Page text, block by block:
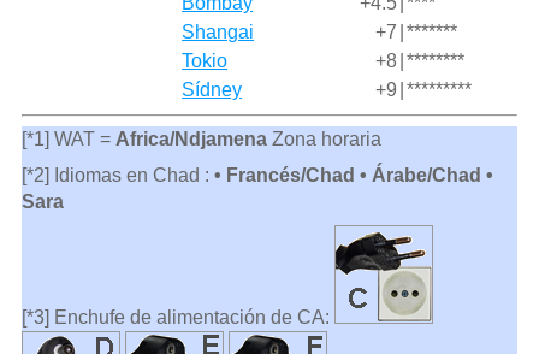
Shangai
+7 *******
Tokio
+8 ********
Sídney
+9 *********
[*1] WAT = Africa/NdjamenaZona horaria
[*2] Idiomas en Chad : • Francés/Chad • Árabe/Chad •
Sara
[*3] Enchufe de alimentación de CA: